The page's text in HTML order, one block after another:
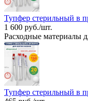
Тупфер стерильный в
1 600 руб./шт.
Расходные материалы
Тупфер стерильный в